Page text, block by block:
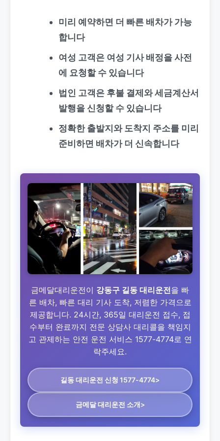
미리 예약하면 더 빠른 배차가 가능
합니다
여성 고객은 여성 기사 배정을 사전
에 요청할 수 있습니다
법인 고객은 후불 결제와 세금계산서
발행을 신청할 수 있습니다
정확한 출발지와 도착지 주소를 미리
준비하면 배차가 더 신속합니다
금메달대리운전이 강동구 길동 대리운전을 빠
른 배차, 빠른 대리 기사 도착, 저렴한 가격으로
제공합니다. 24시간, 365일 대리운전 접수, 접
수부터 완료까지 전문 상담사 대리콜을 책임지
고 관제하는 안전 운전 서비스 1577-4774로 연
락주세요.
길동 대리운전 신청 1577-4774>
금메달 대리운전 소개>